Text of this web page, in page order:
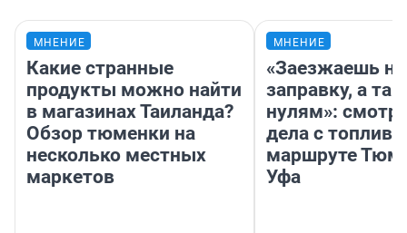
МНЕНИЕ
Какие странные
продукты можно найти
в магазинах Таиланда?
Обзор тюменки на
несколько местных
маркетов
МНЕНИЕ
«Заезжаешь на
заправку, а
нулям»:
дела с
маршруте
Уфа